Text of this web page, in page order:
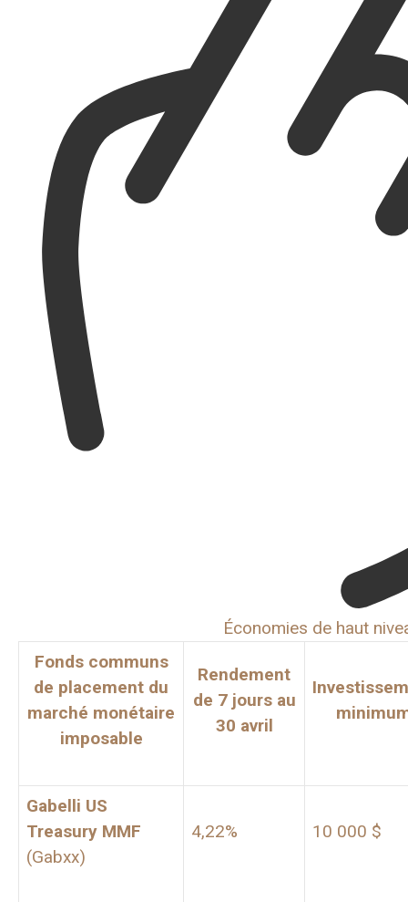
Économies de haut
Fonds communs
de placement du
marché monétaire
imposable
Rendement
de 7 jours au
30 avril
Gabelli US
Treasury MMF
(Gabxx)
4,22% 10 000 $